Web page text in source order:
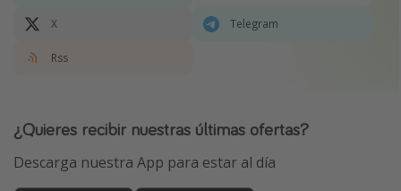
X Telegram
Rss
¿Quieres recibir nuestras últimas ofertas?
Descarga nuestra App para estar al día